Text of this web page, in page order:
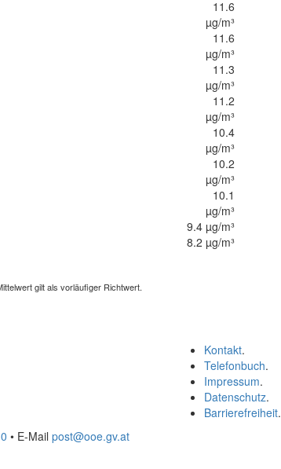
11.6
µg/m³
11.6
µg/m³
11.3
µg/m³
11.2
µg/m³
10.4
µg/m³
10.2
µg/m³
10.1
µg/m³
9.4 µg/m³
8.2 µg/m³
gilt als vorläufiger Richtwert.
Kontakt.
Telefonbuch.
Impressum.
Datenschutz.
Barrierefreiheit.
• E-Mail post@ooe.gv.at